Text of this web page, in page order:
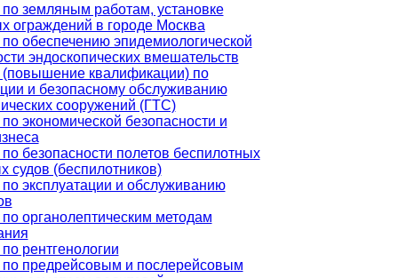
земляным работам, установке
ограждений в городе Москва
обеспечению эпидемиологической
эндоскопических вмешательств
квалификации) по
и безопасному обслуживанию
сооружений (ГТС)
экономической безопасности и
безопасности полетов беспилотных
судов (беспилотников)
эксплуатации и обслуживанию
органолептическим методам
рентгенологии
предрейсовым и послерейсовым